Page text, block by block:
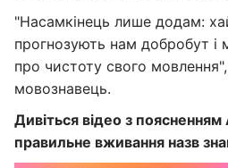
"Насамкінець лише додам:
прогнозують нам добробут
про чистоту свого
мовознавець.
Дивіться відео з
правильне вживання назв